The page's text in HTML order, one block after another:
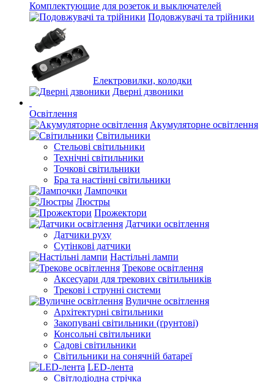
Комплектующие для розеток и выключателей
Подовжувачі та трійники
Електровилки, колодки
Дверні дзвоники
Освітлення
Акумуляторне освітлення
Світильники
Стельові світильники
Технічні світильники
Точкові світильники
Бра та настінні світильники
Лампочки
Люстры
Прожектори
Датчики освітлення
Датчики руху
Сутінкові датчики
Настільні лампи
Трекове освітлення
Аксесуари для трекових світильників
Трекові і струнні системи
Вуличне освітлення
Архітектурні світильники
Закопувані світильники (ґрунтові)
Консольні світильники
Садові світильники
Світильники на сонячній батареї
LED-лента
Світлодіодна стрічка